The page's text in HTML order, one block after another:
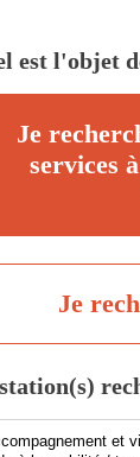
est l'objet
Je
services
Je